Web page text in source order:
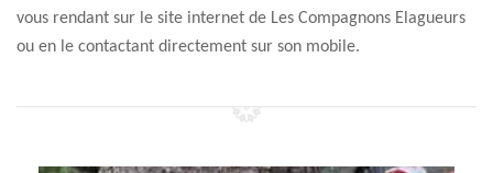
vous rendant sur le site internet de Les Compagnons Elagueurs
ou en le contactant directement sur son mobile.